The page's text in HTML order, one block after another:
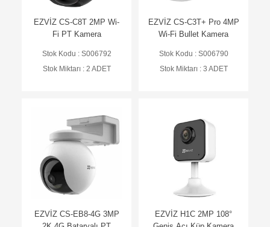
EZVİZ CS-C8T 2MP Wi-
Fi PT Kamera
Stok Kodu : S006792
Stok Miktarı : 2 ADET
EZVİZ CS-C3T+ Pro 4MP
Wi-Fi Bullet Kamera
Stok Kodu : S006790
Stok Miktarı : 3 ADET
EZVİZ CS-EB8-4G 3MP
EZVİZ H1C 2MP 108°